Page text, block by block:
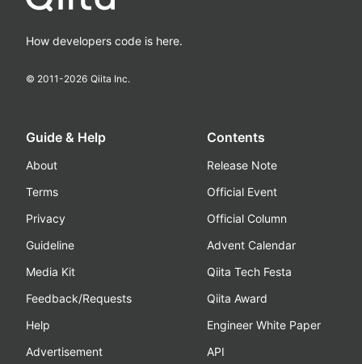
How developers code is here.
© 2011-2026 Qiita Inc.
Guide & Help
About
Terms
Privacy
Guideline
Media Kit
Feedback/Requests
Help
Advertisement
Contents
Release Note
Official Event
Official Column
Advent Calendar
Qiita Tech Festa
Qiita Award
Engineer White Paper
API